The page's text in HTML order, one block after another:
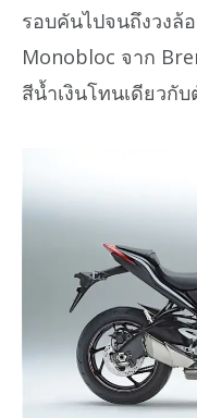
รอบคันไปจนถึงวงล้
Monobloc จาก
สีน้ำเงินโทนเดียวกั